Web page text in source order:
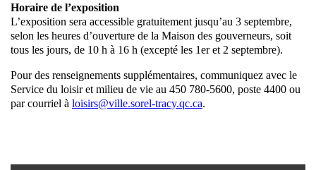
Horaire de l’exposition
L’exposition sera accessible gratuitement jusqu’au 3 septembre,
selon les heures d’ouverture de la Maison des gouverneurs, soit
tous les jours, de 10 h à 16 h (excepté les 1er et 2 septembre).
Pour des renseignements supplémentaires, communiquez avec le
Service du loisir et milieu de vie au 450 780-5600, poste 4400 ou
par courriel à loisirs@ville.sorel-tracy.qc.ca.